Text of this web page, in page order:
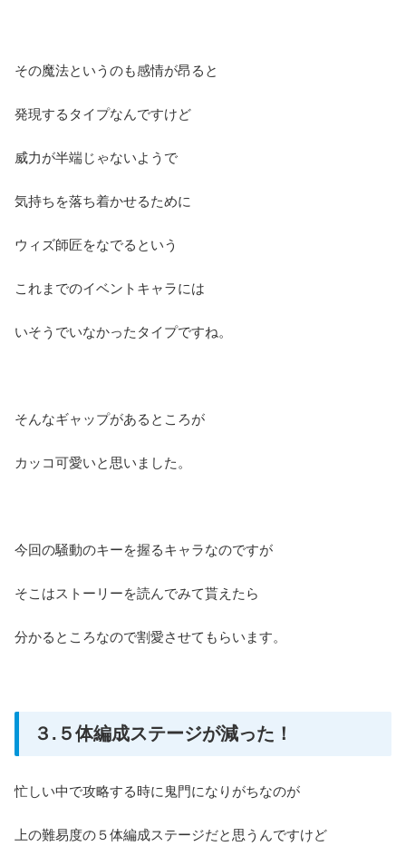
その魔法というのも感情が昂ると
発現するタイプなんですけど
威力が半端じゃないようで
気持ちを落ち着かせるために
ウィズ師匠をなでるという
これまでのイベントキャラには
いそうでいなかったタイプですね。
そんなギャップがあるところが
カッコ可愛いと思いました。
今回の騒動のキーを握るキャラなのですが
そこはストーリーを読んでみて貰えたら
分かるところなので割愛させてもらいます。
３.５体編成ステージが減った！
忙しい中で攻略する時に鬼門になりがちなのが
上の難易度の５体編成ステージだと思うんですけど